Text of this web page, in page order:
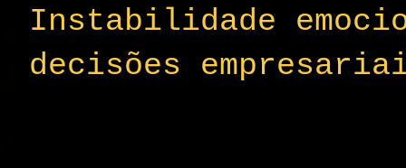
Instabilidade
decisões